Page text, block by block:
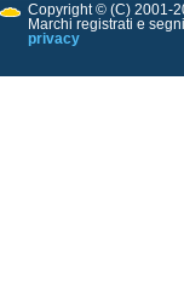
Copyright © (C) 2001-
Marchi registrati e
privacy